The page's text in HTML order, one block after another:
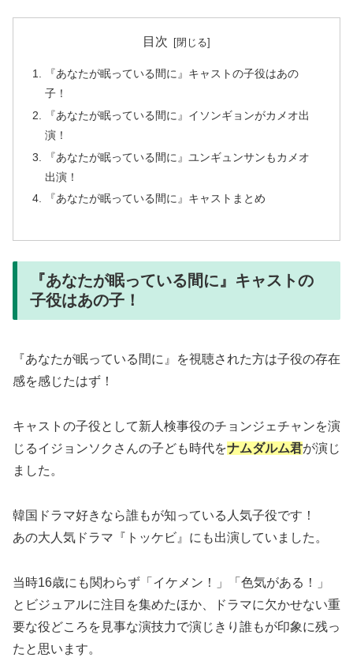
目次
『あなたが眠っている間に』キャストの子役はあの
子！
『あなたが眠っている間に』イソンギョンがカメオ出
演！
『あなたが眠っている間に』ユンギュンサンもカメオ
出演！
『あなたが眠っている間に』キャストまとめ
『あなたが眠っている間に』キャストの
子役はあの子！
『あなたが眠っている間に』を視聴された方は子役の存在
感を感じたはず！
キャストの子役として新人検事役のチョンジェチャンを演
じるイジョンソクさんの子ども時代をナムダルム君が演じ
ました。
韓国ドラマ好きなら誰もが知っている人気子役です！
あの大人気ドラマ『トッケビ』にも出演していました。
当時16歳にも関わらず「イケメン！」「色気がある！」
とビジュアルに注目を集めたほか、ドラマに欠かせない重
要な役どころを見事な演技力で演じきり誰もが印象に残っ
たと思います。